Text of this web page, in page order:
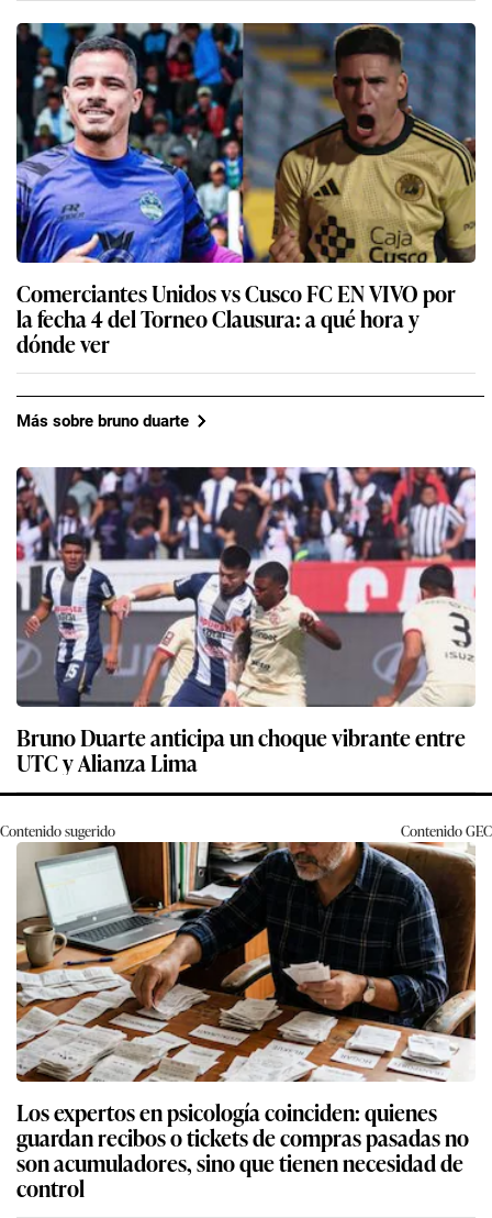
Comerciantes Unidos vs Cusco FC EN VIVO por
la fecha 4 del Torneo Clausura: a qué hora y
dónde ver
Más sobre bruno duarte
Bruno Duarte anticipa un choque vibrante entre
UTC y Alianza Lima
Contenido sugerido ContenidoGEC
Los expertos en psicología coinciden: quienes
guardan recibos o tickets de compras pasadas no
son acumuladores, sino que tienen necesidad de
control